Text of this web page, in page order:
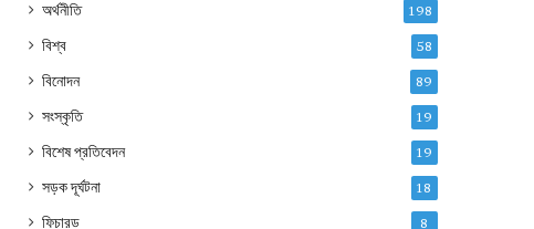
অর্থনীতি 198
বিশ্ব 58
বিনোদন 89
সংস্কৃতি 19
বিশেষ প্রতিবেদন 19
সড়ক দূর্ঘটনা 18
ফিচারড 8